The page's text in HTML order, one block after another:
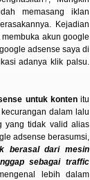
memasang iklan
Kejadian
akun google
adsense saya di
adanya klik palsu.
untuk kontenitu
dalam lalu
yang tidak valid alias
adsense berasumsi,
berasal dari mesin
sebagai traffic
lebih dalam